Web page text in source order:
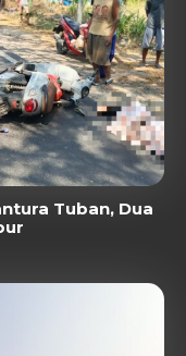
Tuban, Dua